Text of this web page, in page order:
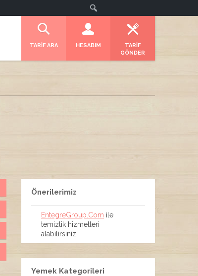
TARİF ARA HESABIM
TARİF
GÖNDER
Önerilerimiz
EntegreGroup.Com ile
temizlik hizmetleri
alabilirsiniz.
Yemek Kategorileri